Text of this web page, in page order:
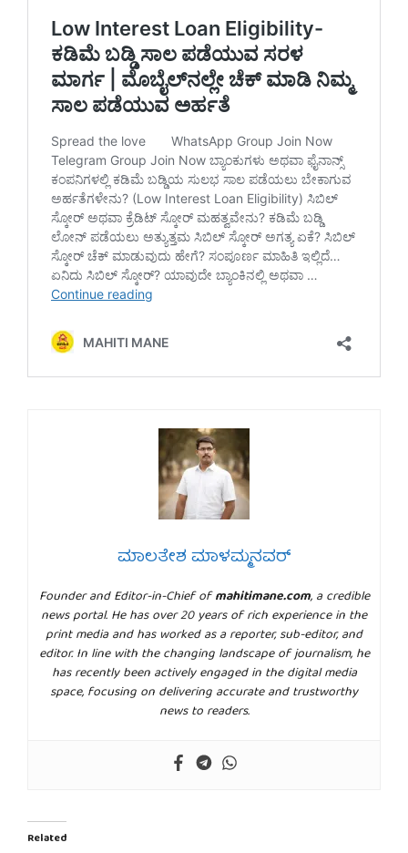
ಮಾಲತೇಶ ಮಾಳಮ್ಮನವರ್
Founder and Editor-in-Chief ofmahitimane.com, a credible
news portal. He has over 20 years of rich experience in the
print media and has worked as a reporter, sub-editor, and
editor. In line with the changing landscape of journalism, he
has recently been actively engaged in the digital media
space, focusing on delivering accurate and trustworthy
news to readers.
Related